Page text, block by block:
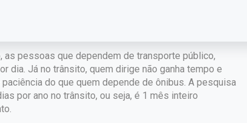
No Brasil, a mobilidade urbana ainda tem muito
problemas.
as pessoas que dependem de transporte público,
dia. Já no trânsito, quem dirige não ganha tempo e
do que quem depende de ônibus. A pesquisa
por ano no trânsito, ou seja, é 1 mês inteiro